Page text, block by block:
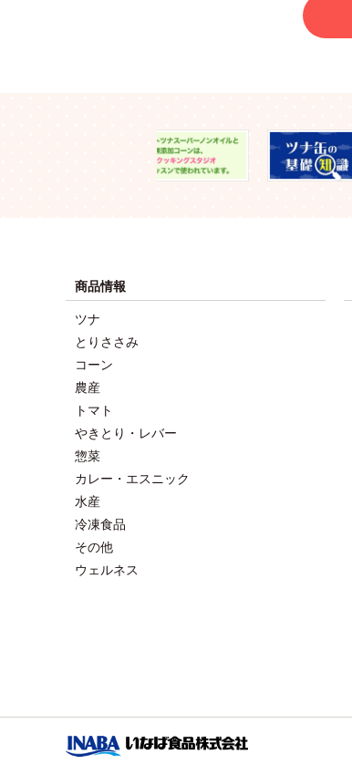
商品情報
ツナ
とりささみ
コーン
農産
トマト
やきとり・レバー
惣菜
カレー・エスニック
水産
冷凍食品
その他
ウェルネス